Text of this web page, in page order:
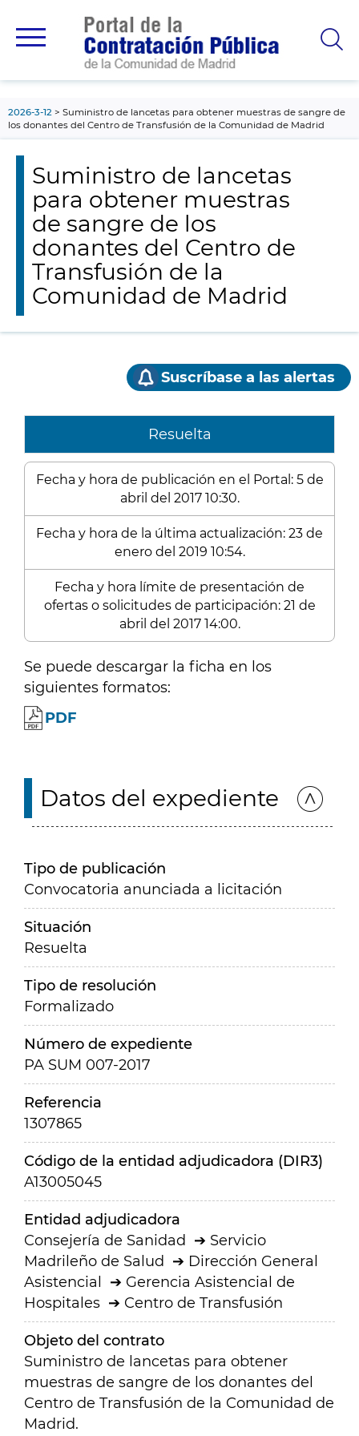
principal
2026-3-12
Suministro de lancetas para obtener muestras de sangre de
los donantes del Centro de Transfusión de la Comunidad de Madrid
Suministro de lancetas
para obtener muestras
de sangre de los
donantes del Centro de
Transfusión de la
Comunidad de Madrid
Suscríbase a las alertas
Resuelta
Fecha y hora de publicación en el Portal: 5 de
abril del 2017 10:30.
Fecha y hora de la última actualización: 23 de
enero del 2019 10:54.
Fecha y hora límite de presentación de
ofertas o solicitudes de participación: 21 de
abril del 2017 14:00.
Se puede descargar la ficha en los
siguientes formatos:
PDF
Datos del expediente
Tipo de publicación
Convocatoria anunciada a licitación
Situación
Resuelta
Tipo de resolución
Formalizado
Número de expediente
PA SUM 007-2017
Referencia
1307865
Código de la entidad adjudicadora (DIR3)
A13005045
Entidad adjudicadora
Consejería de Sanidad
Servicio
Madrileño de Salud
Dirección General
Asistencial
Gerencia Asistencial de
Hospitales
Centro de Transfusión
Objeto del contrato
Suministro de lancetas para obtener
muestras de sangre de los donantes del
Centro de Transfusión de la Comunidad de
Madrid.